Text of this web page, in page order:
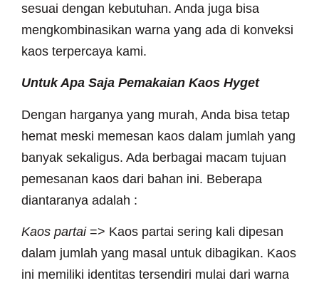
sesuai dengan kebutuhan. Anda juga bisa
mengkombinasikan warna yang ada di konveksi
kaos terpercaya kami.
Untuk Apa Saja Pemakaian Kaos Hyget
Dengan harganya yang murah, Anda bisa tetap
hemat meski memesan kaos dalam jumlah yang
banyak sekaligus. Ada berbagai macam tujuan
pemesanan kaos dari bahan ini. Beberapa
diantaranya adalah :
Kaos partai=> Kaos partai sering kali dipesan
dalam jumlah yang masal untuk dibagikan. Kaos
ini memiliki identitas tersendiri mulai dari warna